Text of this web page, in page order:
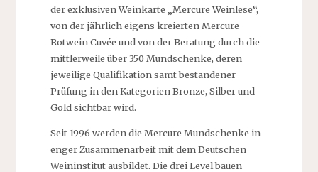
der exklusiven Weinkarte „Mercure Weinlese“,
von der jährlich eigens kreierten Mercure
Rotwein Cuvée und von der Beratung durch die
mittlerweile über 350 Mundschenke, deren
jeweilige Qualifikation samt bestandener
Prüfung in den Kategorien Bronze, Silber und
Gold sichtbar wird.
Seit 1996 werden die Mercure Mundschenke in
enger Zusammenarbeit mit dem Deutschen
Weininstitut ausbildet. Die drei Level bauen